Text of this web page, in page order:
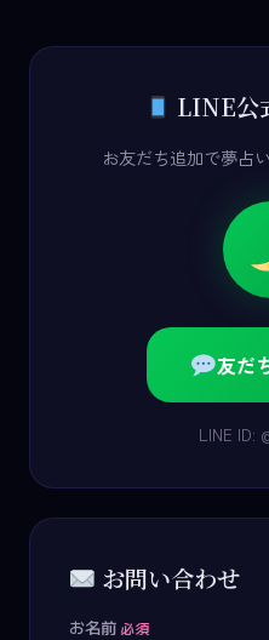
LINE公
お友だち追加で夢占
友だ
LINE ID:
お問い合わせ
お名前 必須